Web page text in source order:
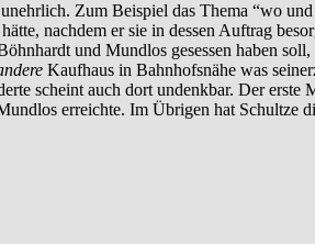
Zum Beispiel das Thema “wo
nachdem er sie in dessen Auftrag
und Mundlos gesessen haben
Kaufhaus in Bahnhofsnähe was
scheint auch dort undenkbar. Der
erreichte. Im Übrigen hat Schultze